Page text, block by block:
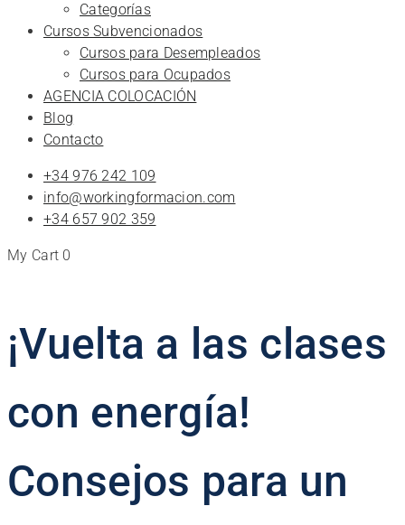
Categorías
Cursos Subvencionados
Cursos para Desempleados
Cursos para Ocupados
AGENCIA COLOCACIÓN
Blog
Contacto
+34 976 242 109
info@workingformacion.com
+34 657 902 359
My Cart 0
¡Vuelta a las clases
con energía!
Consejos para un